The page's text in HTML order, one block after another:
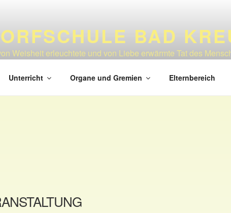
BAD
Weisheit erleuchtete und von Liebe erwärmte Tat des
Unterricht Organe und Gremien Elternbereich